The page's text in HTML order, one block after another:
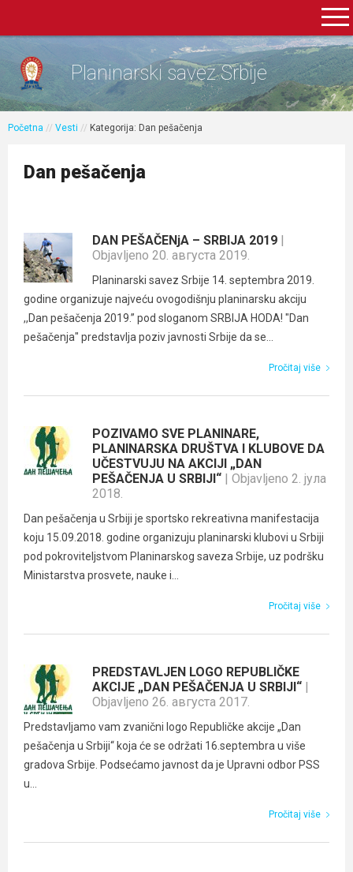
Planinarski savez Srbije
Početna // Vesti // Kategorija: Dan pešačenja
Dan pešačenja
DAN PEŠAČENjA – SRBIJA 2019 |
Objavljeno 20. августа 2019.
Planinarski savez Srbije 14. septembra 2019.
godine organizuje najveću ovogodišnju planinarsku akciju
,,Dan pešačenja 2019.” pod sloganom SRBIJA HODA! "Dan
pešačenja" predstavlja poziv javnosti Srbije da se...
Pročitaj više
POZIVAMO SVE PLANINARE,
PLANINARSKA DRUŠTVA I KLUBOVE DA
UČESTVUJU NA AKCIJI „DAN
PEŠAČENJA U SRBIJI“ | Objavljeno 2. јула
2018.
Dan pešačenja u Srbiji je sportsko rekreativna manifestacija
koju 15.09.2018. godine organizuju planinarski klubovi u Srbiji
pod pokroviteljstvom Planinarskog saveza Srbije, uz podršku
Ministarstva prosvete, nauke i...
Pročitaj više
PREDSTAVLJEN LOGO REPUBLIČKE
AKCIJE „DAN PEŠAČENJA U SRBIJI“ |
Objavljeno 26. августа 2017.
Predstavljamo vam zvanični logo Republičke akcije „Dan
pešačenja u Srbiji“ koja će se održati 16.septembra u više
gradova Srbije. Podsećamo javnost da je Upravni odbor PSS
u...
Pročitaj više